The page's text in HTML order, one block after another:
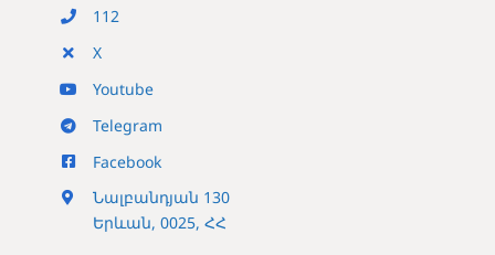
112
X
Youtube
Telegram
Facebook
Նալբանդյան 130
Երևան, 0025, ՀՀ